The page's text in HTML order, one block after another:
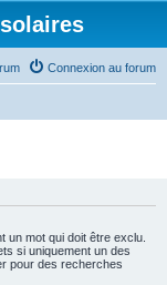
Connexion au forum
un mot qui doit être exclu.
si uniquement un des
pour des recherches